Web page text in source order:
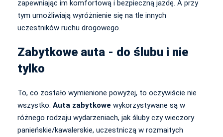
zapewniając im komfortową i bezpieczną jazdę. A przy
tym umożliwiają wyróżnienie się na tle innych
uczestników ruchu drogowego.
Zabytkowe auta - do ślubu i nie
tylko
To, co zostało wymienione powyżej, to oczywiście nie
wszystko. Auta zabytkowe wykorzystywane są w
różnego rodzaju wydarzeniach, jak śluby czy wieczory
panieńskie/kawalerskie, uczestniczą w rozmaitych